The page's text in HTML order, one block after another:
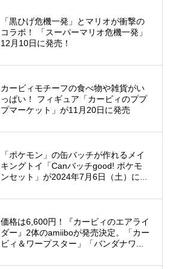
「黒ひげ危機一発」とマリオが衝撃の
コラボ！ 「スーパーマリオ危機一発」
12月10日に発売！
カービィモチーフの食べ物や雑貨がい
っぱい！ フィギュア「カービィのププ
プマーケット」が11月20日に発売
「ポケモン」の缶バッチが作れるメイ
キングトイ「Canバッチgood! ポケモ
ンセット」が2024年7月6日（土）に...
価格は6,600円！『カービィのエアライ
ダー』2体のamiiboが発売決定。「カー
ビィ＆ワープスター」「バンダナワ...